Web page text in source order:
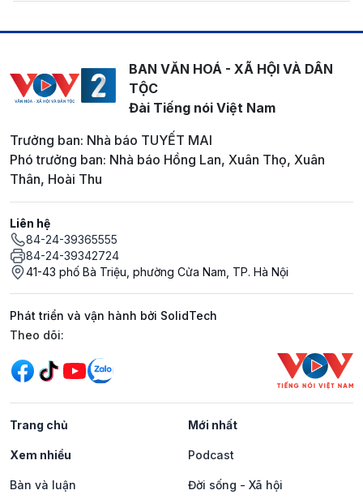
BAN VĂN HOÁ - XÃ HỘI VÀ DÂN
TỘC
Đài Tiếng nói Việt Nam
Trưởng ban: Nhà báo TUYẾT MAI
Phó trưởng ban: Nhà báo Hồng Lan, Xuân Thọ, Xuân
Thân, Hoài Thu
Liên hệ
84-24-39365555
84-24-39342724
41-43 phố Bà Triệu, phường Cửa Nam, TP. Hà Nội
Phát triển và vận hành bởi SolidTech
Mạng xã hội
Theo dõi:
Trang chủ Mới nhất
Xem nhiều Podcast
Bàn và luận Đời sống - Xã hội